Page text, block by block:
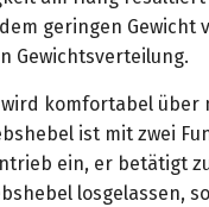
geringen Gewicht
Gewichtsverteilung.
wird komfortabel
ist mit zwei
ein, er betätigt
losgelassen,